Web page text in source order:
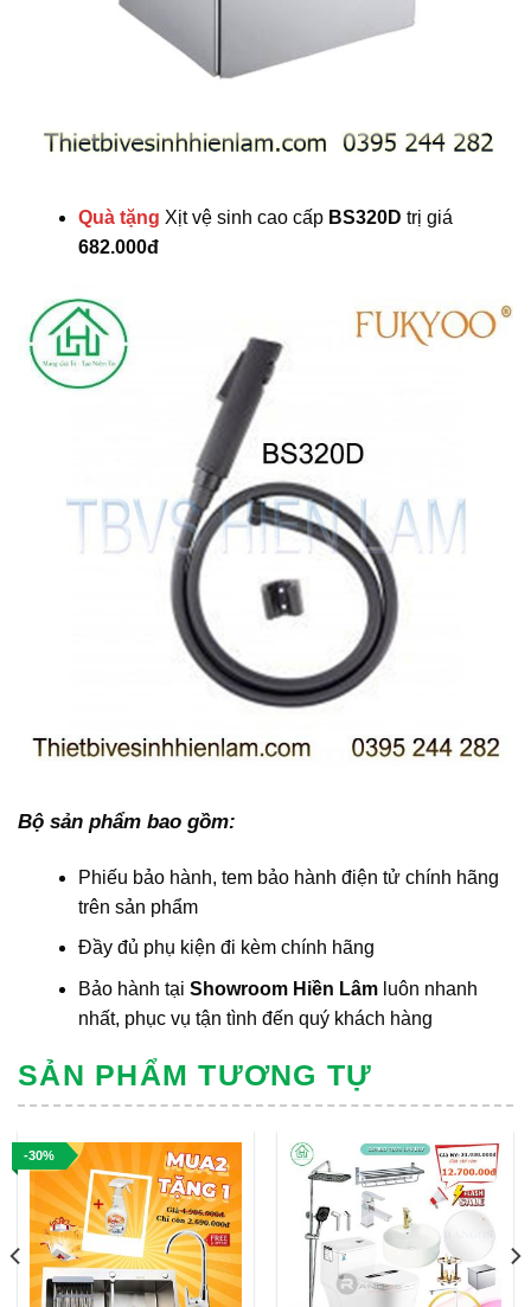
Quà tặng Xịt vệ sinh cao cấp BS320D trị giá
682.000đ
Bộ sản phẩm bao gồm:
Phiếu bảo hành, tem bảo hành điện tử chính hãng
trên sản phẩm
Đầy đủ phụ kiện đi kèm chính hãng
Bảo hành tại Showroom Hiền Lâmluôn nhanh
nhất, phục vụ tận tình đến quý khách hàng
SẢN PHẨM TƯƠNG TỰ
-30%